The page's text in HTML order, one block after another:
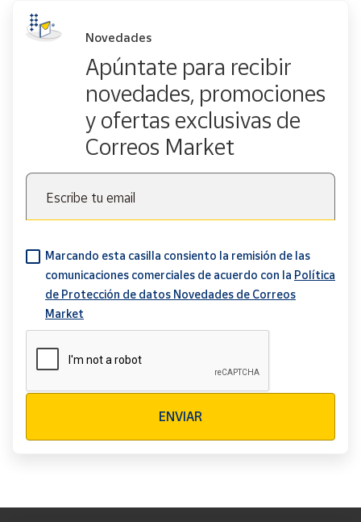
Novedades
Apúntate para recibir
novedades, promociones
y ofertas exclusivas de
Correos Market
Escribe tu email
Marcando esta casilla consiento la remisión de las
comunicaciones comerciales de acuerdo con la Política
de Protección de datos Novedades de Correos
Market
ENVIAR